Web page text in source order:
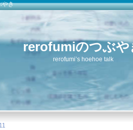
やき
rerofumiのつぶや
rerofumi’s hoehoe talk